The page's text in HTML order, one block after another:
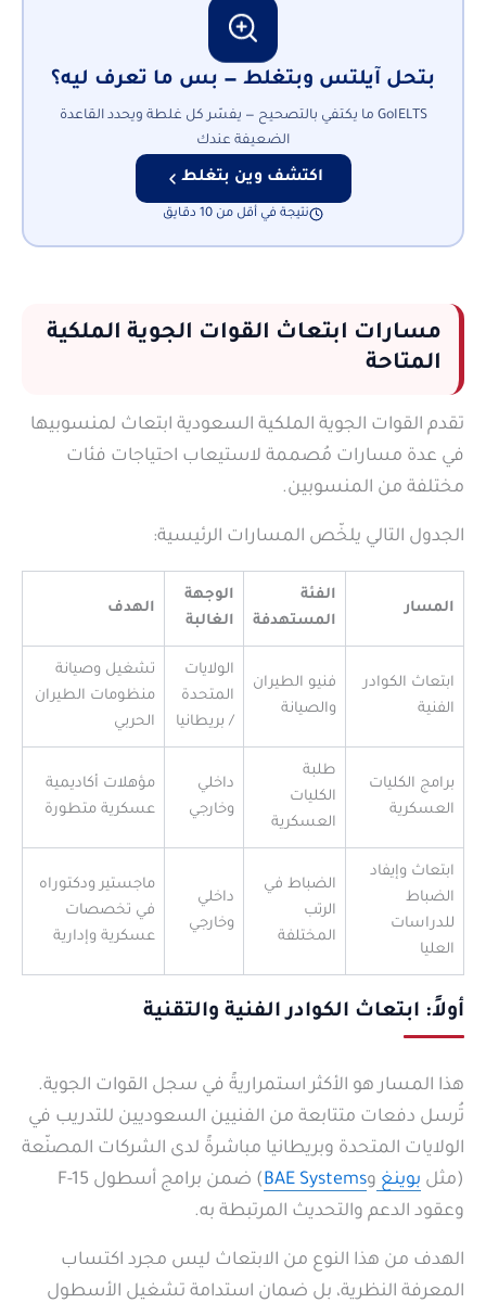
بتحل آيلتس وبتغلط — بس ما تعرف ليه؟
GoIELTS ما يكتفي بالتصحيح — يفسّر كل غلطة ويحدد القاعدة
الضعيفة عندك
اكتشف وين بتغلط
نتيجة في أقل من 10 دقايق
مسارات ابتعاث القوات الجوية الملكية
المتاحة
تقدم القوات الجوية الملكية السعودية ابتعاث لمنسوبيها
في عدة مسارات مُصممة لاستيعاب احتياجات فئات
مختلفة من المنسوبين.
الجدول التالي يلخّص المسارات الرئيسية:
المسار
الفئة
المستهدفة
الوجهة
الغالبة
الهدف
ابتعاث الكوادر
الفنية
فنيو الطيران
والصيانة
الولايات
المتحدة
/ بريطانيا
تشغيل وصيانة
منظومات الطيران
الحربي
برامج الكليات
العسكرية
طلبة
الكليات
العسكرية
داخلي
وخارجي
مؤهلات أكاديمية
عسكرية متطورة
ابتعاث وإيفاد
الضباط
للدراسات
العليا
الضباط في
الرتب
المختلفة
داخلي
وخارجي
ماجستير ودكتوراه
في تخصصات
عسكرية وإدارية
أولاً: ابتعاث الكوادر الفنية والتقنية
هذا المسار هو الأكثر استمراريةً في سجل القوات الجوية.
تُرسل دفعات متتابعة من الفنيين السعوديين للتدريب في
الولايات المتحدة وبريطانيا مباشرةً لدى الشركات المصنّعة
(مثل بوينغ وBAE Systems
) ضمن برامج أسطول F-15
وعقود الدعم والتحديث المرتبطة به.
الهدف من هذا النوع من الابتعاث ليس مجرد اكتساب
المعرفة النظرية، بل ضمان استدامة تشغيل الأسطول